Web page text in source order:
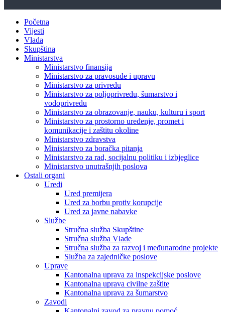
Početna
Vijesti
Vlada
Skupština
Ministarstva
Ministarstvo finansija
Ministarstvo za pravosuđe i upravu
Ministarstvo za privredu
Ministarstvo za poljoprivredu, šumarstvo i
vodoprivredu
Ministarstvo za obrazovanje, nauku, kulturu i sport
Ministarstvo za prostorno uređenje, promet i
komunikacije i zaštitu okoline
Ministarstvo zdravstva
Ministarstvo za boračka pitanja
Ministarstvo za rad, socijalnu politiku i izbjeglice
Ministarstvo unutrašnjih poslova
Ostali organi
Uredi
Ured premijera
Ured za borbu protiv korupcije
Ured za javne nabavke
Službe
Stručna služba Skupštine
Stručna služba Vlade
Stručna služba za razvoj i međunarodne projekte
Služba za zajedničke poslove
Uprave
Kantonalna uprava za inspekcijske poslove
Kantonalna uprava civilne zaštite
Kantonalna uprava za šumarstvo
Zavodi